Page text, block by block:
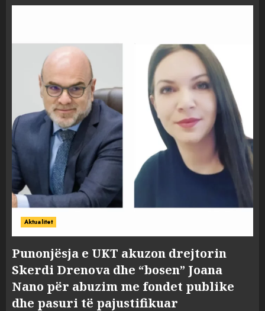
Aktualitet
Punonjësja e UKT akuzon drejtorin
Skerdi Drenova dhe “bosen” Joana
Nano për abuzim me fondet publike
dhe pasuri të pajustifikuar